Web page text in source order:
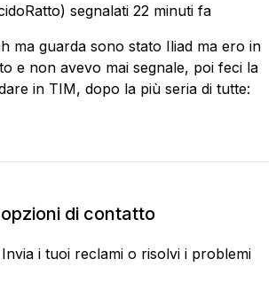
segnalati 22 minuti fa
ma guarda sono stato Iliad ma ero in
e non avevo mai segnale, poi feci la
in TIM, dopo la più seria di tutte:
di contatto
i tuoi reclami o risolvi i problemi